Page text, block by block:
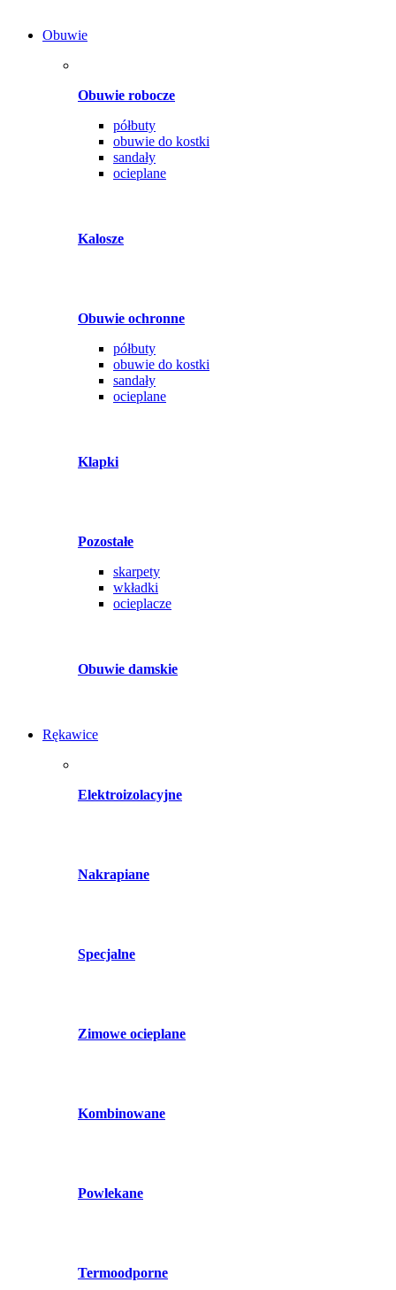
Obuwie
Obuwie robocze
półbuty
obuwie do kostki
sandały
ocieplane
Kalosze
Obuwie ochronne
półbuty
obuwie do kostki
sandały
ocieplane
Klapki
Pozostałe
skarpety
wkładki
ocieplacze
Obuwie damskie
Rękawice
Elektroizolacyjne
Nakrapiane
Specjalne
Zimowe ocieplane
Kombinowane
Powlekane
Termoodporne